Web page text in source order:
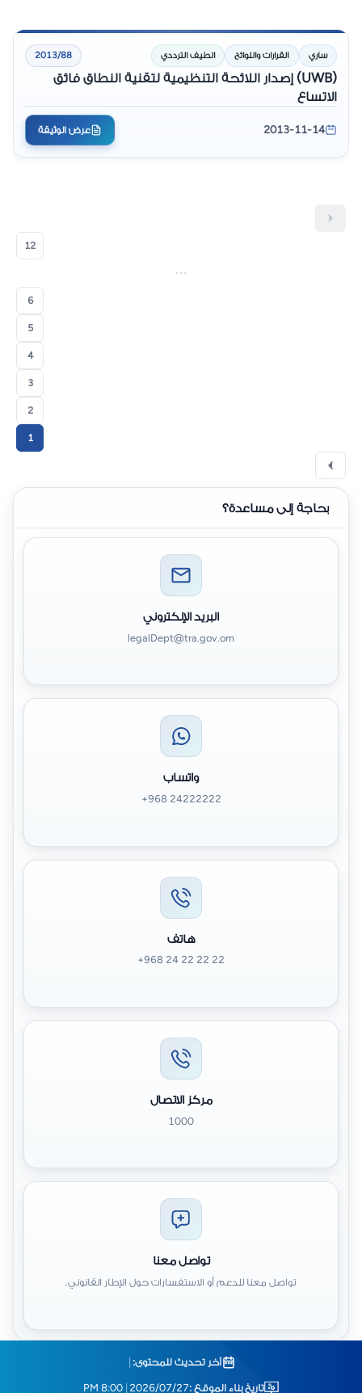
ساري القرارات واللوائح الطيف الترددي 2013/88
(UWB) إصدار اللائحة التنظيمية لتقنية النطاق فائق
الاتساع
2013-11-14 عرض الوثيقة
12
6
5
4
3
2
1
بحاجة إلى مساعدة؟
البريد الإلكتروني
legalDept@tra.gov.om
واتساب
+968 24222222
هاتف
+968 24 22 22 22
مركز الاتصال
1000
تواصل معنا
تواصل معنا للدعم أو الاستفسارات حول الإطار القانوني.
آخر تحديث للمحتوى:
تاريخ بناء الموقع :2026/07/27
|
8:00 PM